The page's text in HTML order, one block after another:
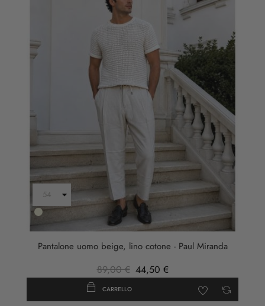
Beige
Pantalone uomo beige, lino cotone - Paul Miranda
89,00 € 44,50 €
CARRELLO